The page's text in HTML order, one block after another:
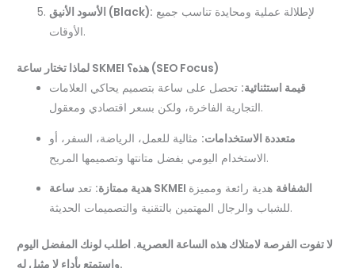
الأسود الأنيق (Black):
الأوقات.
لماذا تختار ساعة SKMEI هذه؟ (SEO Focus)
قيمة استثنائية: تحصل على ساعة بتصميم يحاكي العلامات
التجارية الفاخرة، ولكن بسعر اقتصادي ومعقول.
متعددة الاستخدامات: مثالية للعمل، الرياضة، السفر، أو
الاستخدام اليومي بفضل متانتها وتصميمها المريح.
هدية ممتازة: تعد ساعة SKMEI الشفافة هدية رائعة ومميزة
للشباب والرجال المهتمين بالتقنية والتصميمات الحديثة.
لا تفوت الفرصة لامتلاك هذه الساعة العصرية. اطلب لونك المفضل اليوم
واستمتع بأداء لا مثيل له.